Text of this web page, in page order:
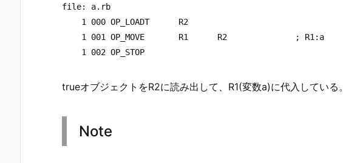
file: a.rb
    1 000 OP_LOADT      R2
    1 001 OP_MOVE       R1      R2              ; R1:a
trueオブジェクトをR2に読み出して、R1(変数a)に代入している。
Note